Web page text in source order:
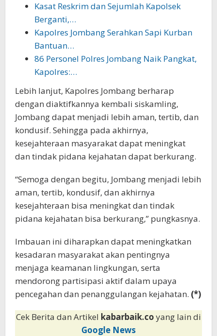
Kasat Reskrim dan Sejumlah Kapolsek
Berganti,…
Kapolres Jombang Serahkan Sapi Kurban
Bantuan…
86 Personel Polres Jombang Naik Pangkat,
Kapolres:…
Lebih lanjut, Kapolres Jombang berharap
dengan diaktifkannya kembali siskamling,
Jombang dapat menjadi lebih aman, tertib, dan
kondusif. Sehingga pada akhirnya,
kesejahteraan masyarakat dapat meningkat
dan tindak pidana kejahatan dapat berkurang.
“Semoga dengan begitu, Jombang menjadi lebih
aman, tertib, kondusif, dan akhirnya
kesejahteraan bisa meningkat dan tindak
pidana kejahatan bisa berkurang,” pungkasnya.
Imbauan ini diharapkan dapat meningkatkan
kesadaran masyarakat akan pentingnya
menjaga keamanan lingkungan, serta
mendorong partisipasi aktif dalam upaya
pencegahan dan penanggulangan kejahatan. (*)
Cek Berita dan Artikel kabarbaik.co yang lain di
Google News